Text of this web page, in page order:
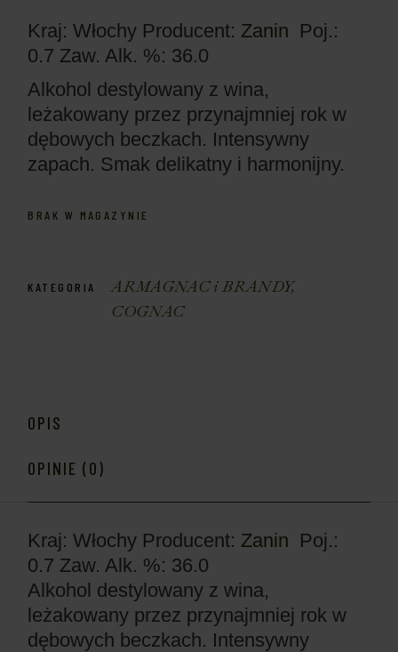
Kraj: Włochy Producent: Zanin Poj.:
0.7 Zaw. Alk. %: 36.0
Alkohol destylowany z wina,
leżakowany przez przynajmniej rok w
dębowych beczkach. Intensywny
zapach. Smak delikatny i harmonijny.
BRAK W MAGAZYNIE
KATEGORIA ARMAGNAC i BRANDY,
COGNAC
OPIS
OPINIE (0)
Kraj: Włochy Producent: Zanin Poj.:
0.7 Zaw. Alk. %: 36.0
Alkohol destylowany z wina,
leżakowany przez przynajmniej rok w
dębowych beczkach. Intensywny